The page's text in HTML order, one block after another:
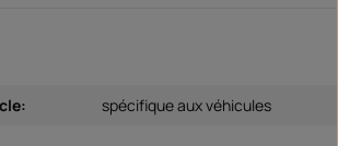
spécifique aux véhicules